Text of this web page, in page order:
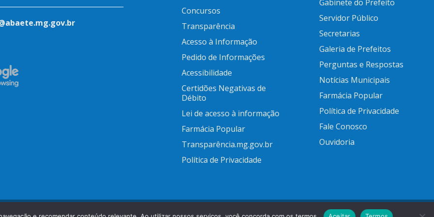
Concursos
Transparência
Acesso à Informação
Pedido de Informações
Acessibilidade
Certidões Negativas de
Débito
Lei de acesso à informação
Farmácia Popular
Transparência.mg.gov.br
Política de Privacidade
Gabinete do Prefeito
Servidor Público
Secretarias
Galeria de Prefeitos
Perguntas e Respostas
Notícias Municipais
Farmácia Popular
Política de Privacidade
Fale Conosco
Ouvidoria